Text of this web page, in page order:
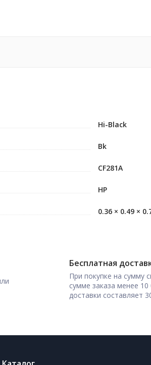
Hi-Black
Bk
CF281A
HP
0.36 × 0.49 ×
Бесплатная
При покупке на сумму
сумме заказа менее
доставки составляет